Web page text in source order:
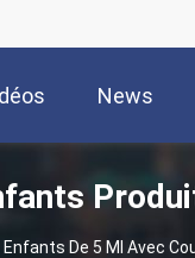
News
De 5 Ml Avec